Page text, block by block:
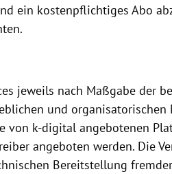
ein kostenpflichtiges Abo
jeweils nach Maßgabe der
und organisatorischen
von k-digital angebotenen
angeboten werden. Die
Bereitstellung